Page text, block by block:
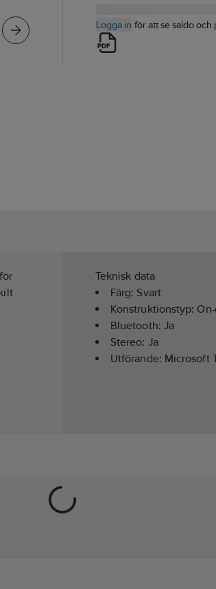
Logga in för att se saldo och
Teknisk data
Färg:Svart
Konstruktionstyp:
Bluetooth: Ja
Stereo: Ja
Utförande: Microsoft